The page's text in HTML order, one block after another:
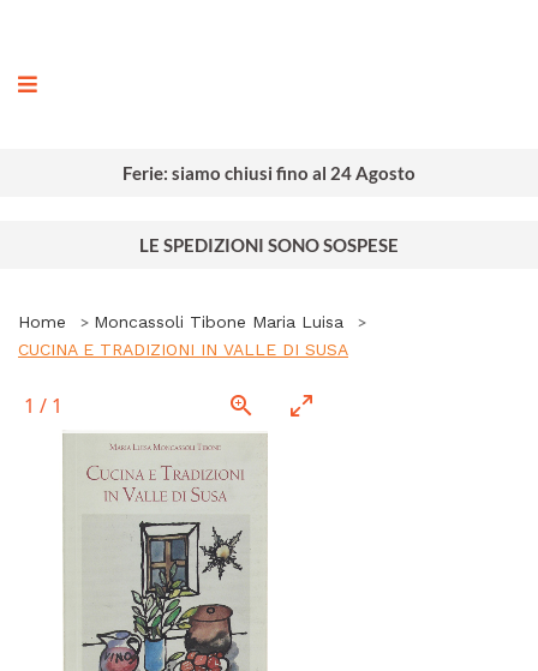
Ferie: siamo chiusi fino al 24 Agosto
LE SPEDIZIONI SONO SOSPESE
Home
Moncassoli Tibone Maria Luisa
CUCINA E TRADIZIONI IN VALLE DI SUSA
1 / 1